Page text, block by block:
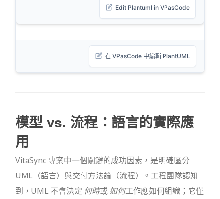
Edit Plantuml in VPasCode
在 VPasCode 中編輯 PlantUML
模型 vs. 流程：語言的實際應
用
VitaSync 專案中一個關鍵的成功因素，是明確區分
UML（語言）與交付方法論（流程）。工程團隊認知
到，UML 不會決定 何時或 如何工作應如何組織；它僅